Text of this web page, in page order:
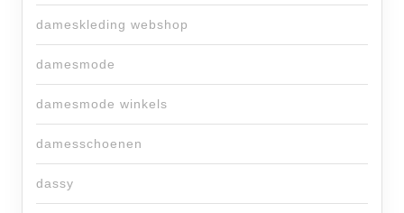
dameskleding webshop
damesmode
damesmode winkels
damesschoenen
dassy